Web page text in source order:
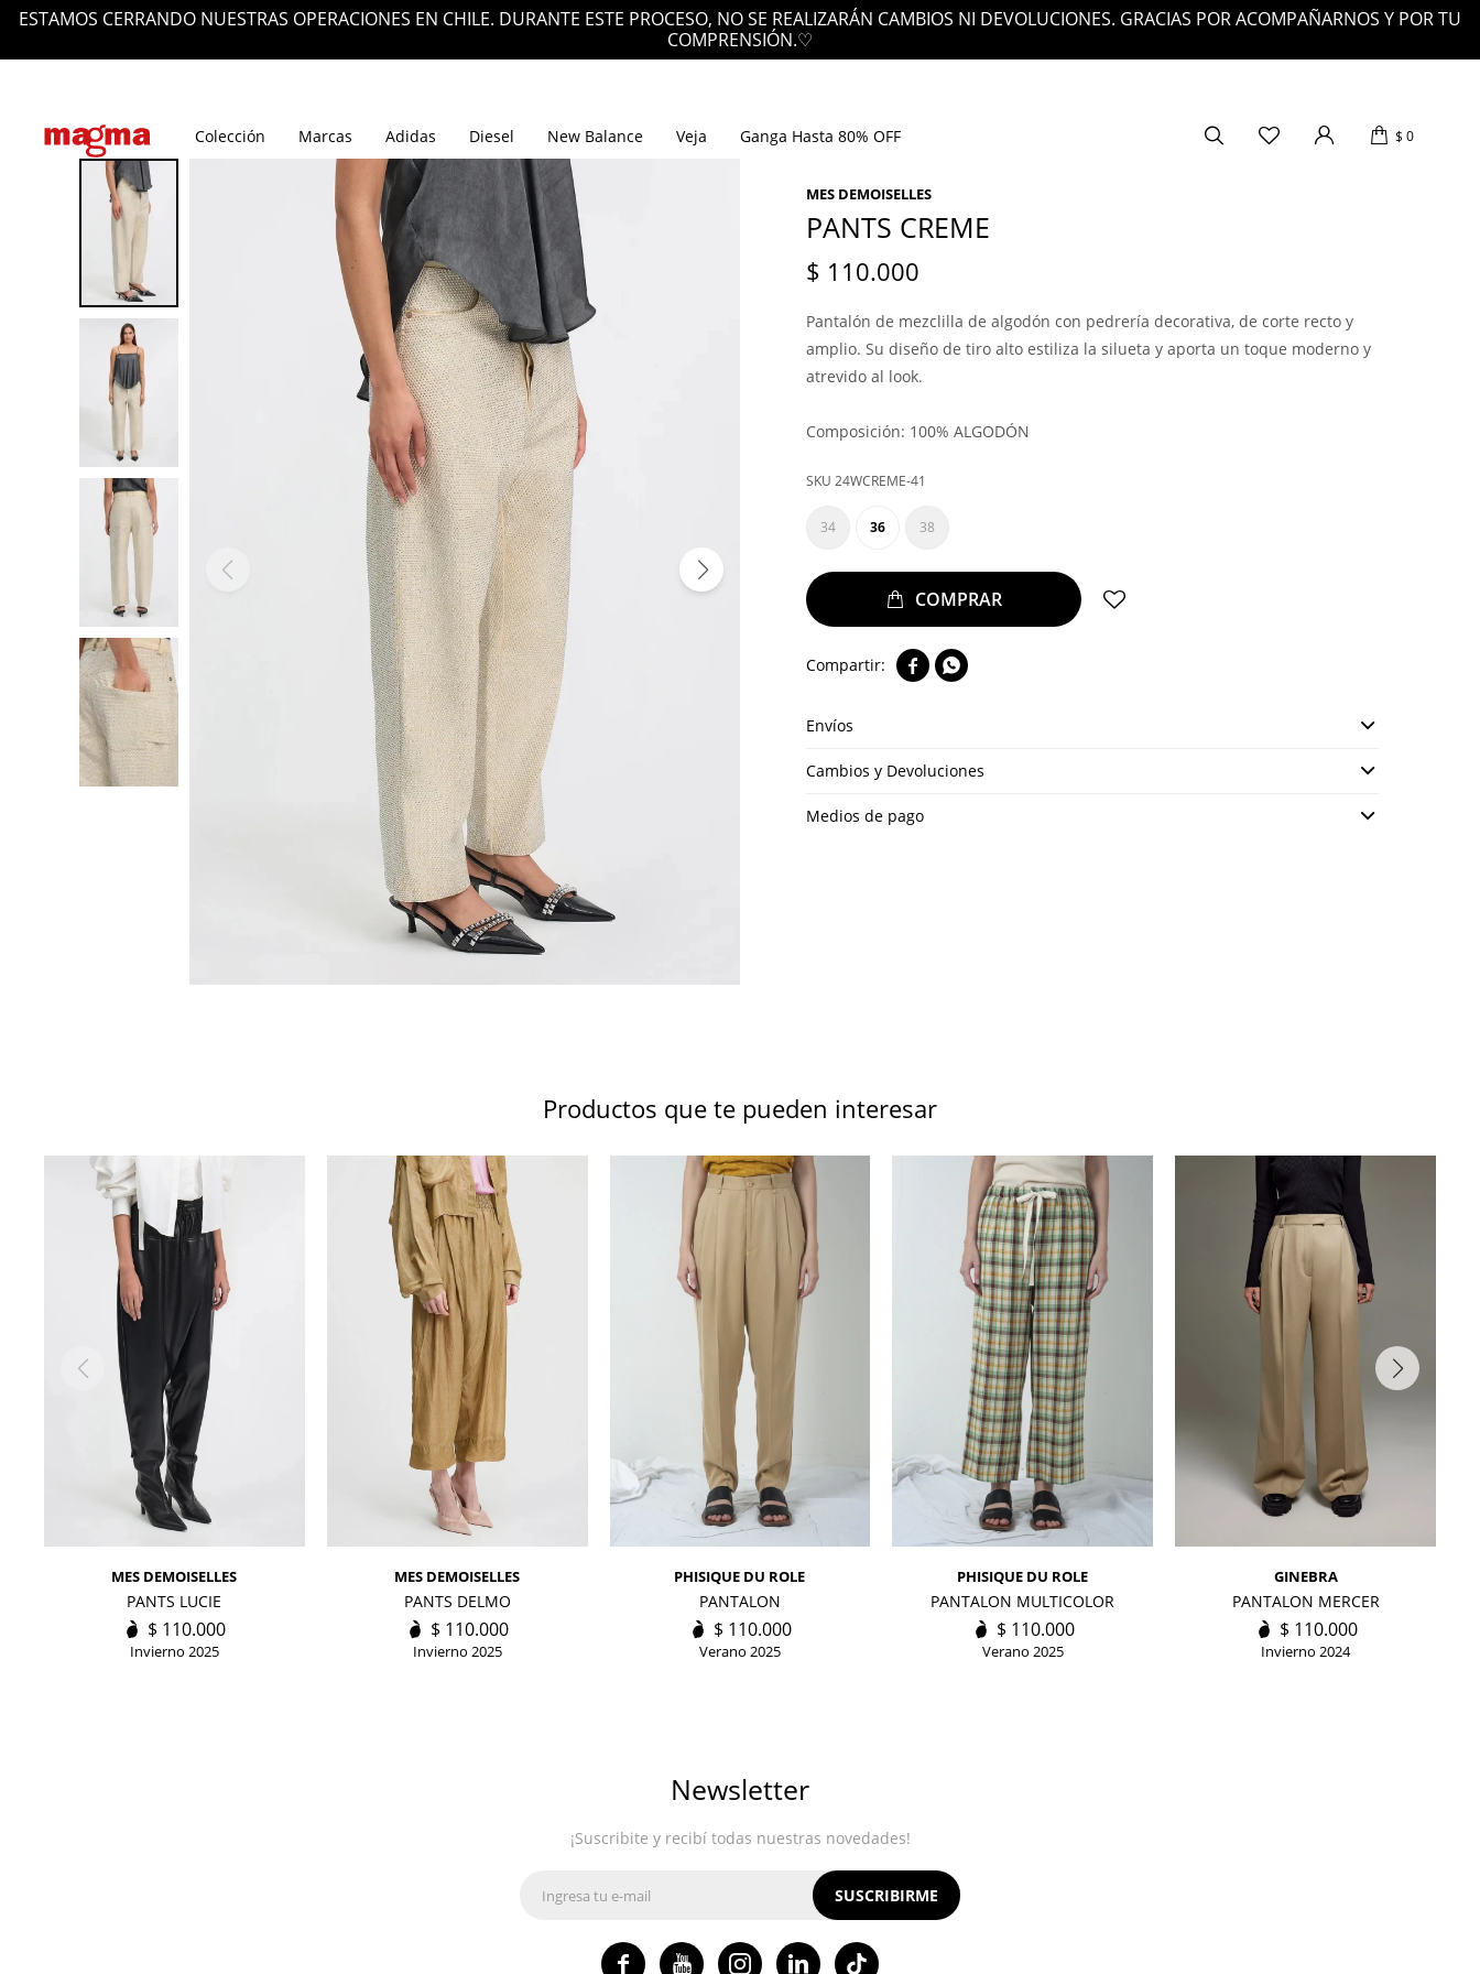
ESTAMOS CERRANDO NUESTRAS OPERACIONES EN CHILE. DURANTE ESTE PROCESO, NO SE REALIZARÁN CAMBIOS NI DEVOLUCIONES. GRACIAS POR ACOMPAÑARNOS Y POR TU
COMPRENSIÓN.♡
Colección Marcas Adidas Diesel New Balance Veja Ganga Hasta 80% OFF $ 0
MES DEMOISELLES
PANTS CREME
$ 110.000
Pantalón de mezclilla de algodón con pedrería decorativa, de corte recto y
amplio. Su diseño de tiro alto estiliza la silueta y aporta un toque moderno y
atrevido al look.
Composición: 100% ALGODÓN
24WCREME-41
34 36 38
 
Envíos
Cambios y Devoluciones
Medios de pago
Productos que te pueden interesar
MES DEMOISELLES
PANTS LUCIE
$ 110.000
Invierno 2025
MES DEMOISELLES
PANTS DELMO
$ 110.000
Invierno 2025
PHISIQUE DU ROLE
PANTALON
$ 110.000
Verano 2025
PHISIQUE DU ROLE
PANTALON MULTICOLOR
$ 110.000
Verano 2025
GINEBRA
PANTALON MERCER
$ 110.000
Invierno 2024
Newsletter
¡Suscribite y recibí todas nuestras novedades!
SUSCRIBIRME
   